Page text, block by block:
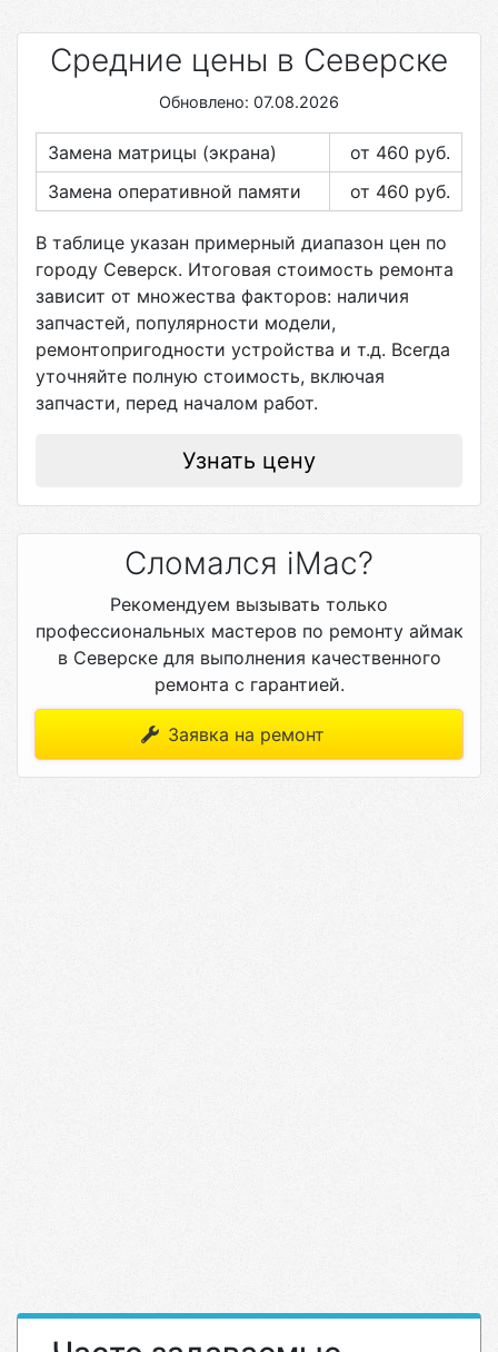
Средние цены в Северске
Обновлено: 07.08.2026
Замена матрицы (экрана) от 460 руб.
Замена оперативной памяти
от 460 руб.
В таблице указан примерный диапазон цен по
городу Северск. Итоговая стоимость ремонта
зависит от множества факторов: наличия
запчастей, популярности модели,
ремонтопригодности устройства и т.д. Всегда
уточняйте полную стоимость, включая
запчасти, перед началом работ.
Узнать цену
Сломался iMac?
Рекомендуем вызывать только
профессиональных мастеров по ремонту аймак
в Северске для выполнения качественного
ремонта с гарантией.
Заявка на ремонт